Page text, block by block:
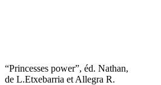
“Princesses power”, éd. Nathan,
de L.Etxebarria et Allegra R.